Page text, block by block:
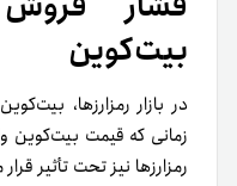
بیت‌کوین
در بازار رمزارزها،
زمانی که قیمت بیت‌کوین
رمزارزها نیز تحت تأثیر